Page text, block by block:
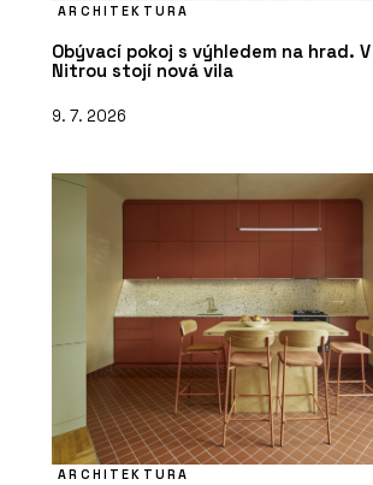
ARCHITEKTURA
Obývací pokoj s výhledem na hrad.
Nitrou stojí nová vila
9. 7. 2026
ARCHITEKTURA